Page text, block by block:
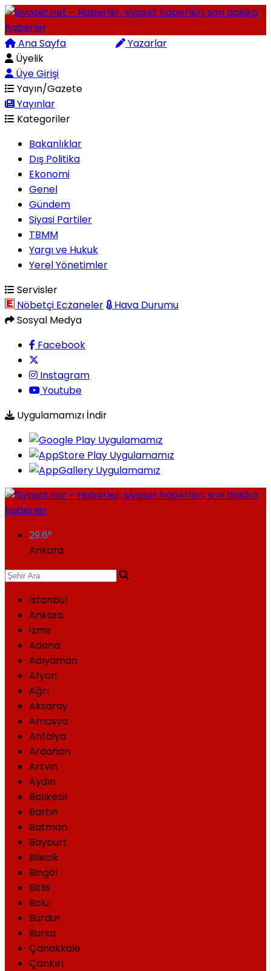
Ana Sayfa
Yazarlar
Üyelik
Üye Girişi
Yayın/Gazete
Yayınlar
Kategoriler
Bakanlıklar
Dış Politika
Ekonomi
Genel
Gündem
Siyasi Partiler
TBMM
Yargı ve Hukuk
Yerel Yönetimler
Servisler
Nöbetçi Eczaneler
Hava Durumu
Sosyal Medya
Facebook
Instagram
Youtube
Uygulamamızı İndir
29.6°
Ankara
İstanbul
Ankara
İzmir
Adana
Adıyaman
Afyon
Ağrı
Aksaray
Amasya
Antalya
Ardahan
Artvin
Aydın
Balıkesir
Bartın
Batman
Bayburt
Bilecik
Bingöl
Bitlis
Bolu
Burdur
Bursa
Çanakkale
Çankırı